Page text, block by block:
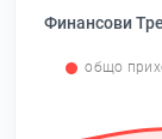
Финансови
общо